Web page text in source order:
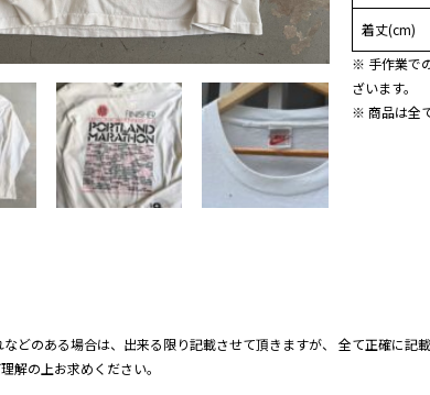
着丈(cm)
※ 手作業で
ざいます。
※ 商品は全
どのある場合は、出来る限り記載させて頂きますが、 全て正確に記
解の上お求めください。